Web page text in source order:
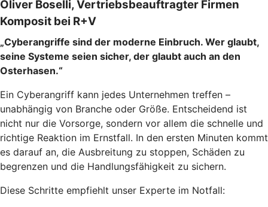
Oliver Boselli, Vertriebsbeauftragter Firmen
Komposit bei R+V
„Cyberangriffe sind der moderne Einbruch. Wer glaubt,
seine Systeme seien sicher, der glaubt auch an den
Osterhasen.“
Ein Cyberangriff kann jedes Unternehmen treffen –
unabhängig von Branche oder Größe. Entscheidend ist
nicht nur die Vorsorge, sondern vor allem die schnelle und
richtige Reaktion im Ernstfall. In den ersten Minuten kommt
es darauf an, die Ausbreitung zu stoppen, Schäden zu
begrenzen und die Handlungsfähigkeit zu sichern.
Diese Schritte empfiehlt unser Experte im Notfall: